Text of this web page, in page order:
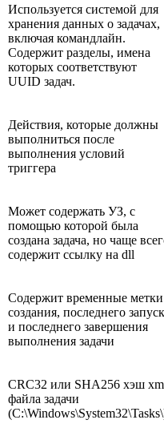
Используется системой для
хранения данных о задачах,
включая командлайн.
Содержит разделы, имена
которых соответствуют
UUID задач.
Действия, которые должны
выполниться после
выполнения условий
триггера
Может содержать УЗ, с
помощью которой была
создана задача, но чаще
содержит ссылку на dll
Содержит временные метки
создания, последнего
и последнего завершения
выполнения задачи
CRC32 или SHA256 хэш
файла задачи